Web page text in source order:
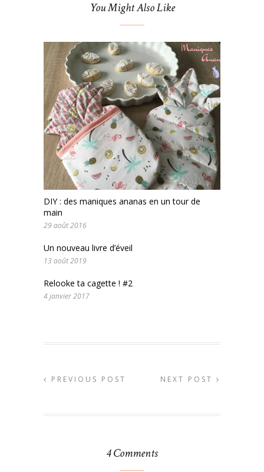
You Might Also Like
DIY : des maniques ananas en un tour de
main
29 août 2016
Un nouveau livre d’éveil
13 août 2019
Relooke ta cagette ! #2
4 janvier 2017
PREVIOUS POST NEXT POST
4 Comments